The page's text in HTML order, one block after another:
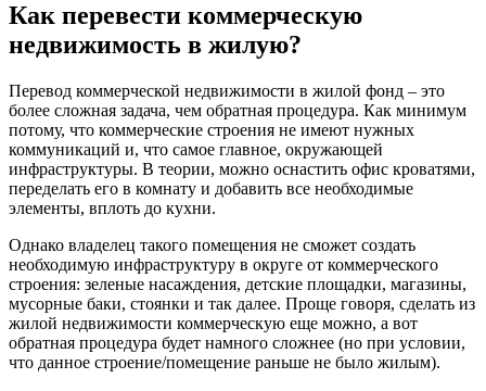
Как перевести коммерческую
недвижимость в жилую?
Перевод коммерческой недвижимости в жилой фонд – это
более сложная задача, чем обратная процедура. Как минимум
потому, что коммерческие строения не имеют нужных
коммуникаций и, что самое главное, окружающей
инфраструктуры. В теории, можно оснастить офис кроватями,
переделать его в комнату и добавить все необходимые
элементы, вплоть до кухни.
Однако владелец такого помещения не сможет создать
необходимую инфраструктуру в округе от коммерческого
строения: зеленые насаждения, детские площадки, магазины,
мусорные баки, стоянки и так далее. Проще говоря, сделать из
жилой недвижимости коммерческую еще можно, а вот
обратная процедура будет намного сложнее (но при условии,
что данное строение/помещение раньше не было жилым).